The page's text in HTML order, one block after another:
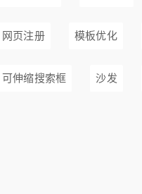
网页注册 模板优化
可伸缩搜索框 沙发